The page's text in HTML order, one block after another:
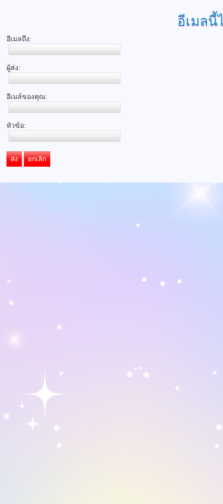
อีเมลนี้
อีเมลถึง:
ผู้ส่ง:
อีเมล์ของคุณ:
หัวข้อ:
ส่ง ยกเลิก